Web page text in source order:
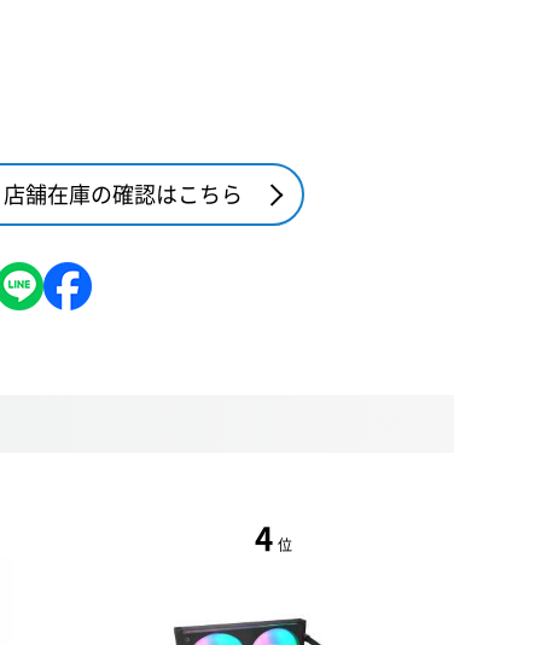
店舗在庫の確認はこちら
4 位